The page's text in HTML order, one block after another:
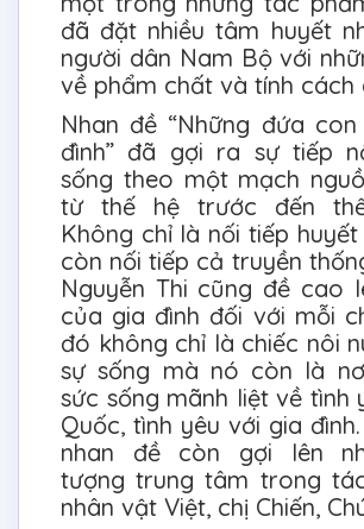
đã đặt nhiều tâm huyết
người dân Nam Bộ với
về phẩm chất và tính cách
Nhan đề “Những đứa
đình” đã gợi ra sự tiếp
sống theo một mạch
từ thế hệ trước đến
Không chỉ là nối tiếp
còn nối tiếp cả truyền
Nguyễn Thi cũng đề cao
của gia đình đối với mỗi
đó không chỉ là chiếc nôi
sự sống mà nó còn là
sức sống mãnh liệt về tình
Quốc, tình yêu với gia
nhan đề còn gợi lên
tượng trung tâm trong
nhân vật Việt, chị Chiến,